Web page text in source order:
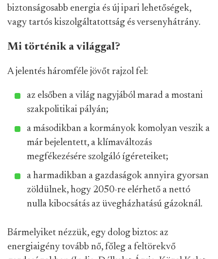
biztonságosabb energia és új ipari lehetőségek,
vagy tartós kiszolgáltatottság és versenyhátrány.
Mi történik a világgal?
A jelentés háromféle jövőt rajzol fel:
az elsőben a világ nagyjából marad a mostani
szakpolitikai pályán;
a másodikban a kormányok komolyan veszik a
már bejelentett, a klímaváltozás
megfékezésére szolgáló ígéreteiket;
a harmadikban a gazdaságok annyira gyorsan
zöldülnek, hogy 2050-re elérhető a nettó
nulla kibocsátás az üvegházhatású gázoknál.
Bármelyiket nézzük, egy dolog biztos: az
energiaigény tovább nő, főleg a feltörekvő